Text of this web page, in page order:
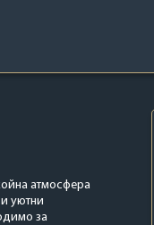
атмосфера
уютни
за